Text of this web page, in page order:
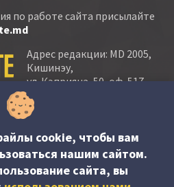
по работе сайта присылайте
Адрес редакции: MD 2005,
Кишинэу,
ул. Кэприяна, 50, оф. 517-
518
тел.:
тел./факс: (+373 22) 22 53 90
e-mail:
abonare@contabilitate.md
cookie, чтобы вам
нашим сайтом.
сайта, вы